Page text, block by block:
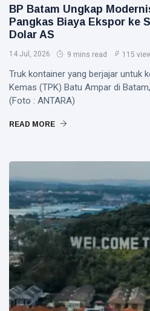
BP Batam Ungkap
Pangkas Biaya Ekspor ke
Dolar AS
14 Jul, 2026 9 mins read 115
Truk kontainer yang berjajar untuk
Kemas (TPK) Batu Ampar di
(Foto : ANTARA)
READ MORE